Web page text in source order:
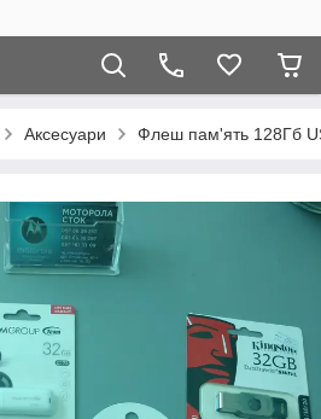
Аксесуари Флеш пам'ять 128Гб